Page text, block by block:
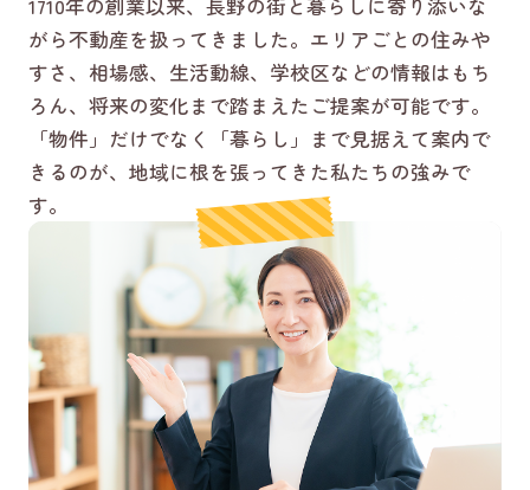
1710年の創業以来、長野の街と暮らしに寄り添いな
がら不動産を扱ってきました。エリアごとの住みや
すさ、相場感、生活動線、学校区などの情報はもち
ろん、将来の変化まで踏まえたご提案が可能です。
「物件」だけでなく「暮らし」まで見据えて案内で
きるのが、地域に根を張ってきた私たちの強みで
す。